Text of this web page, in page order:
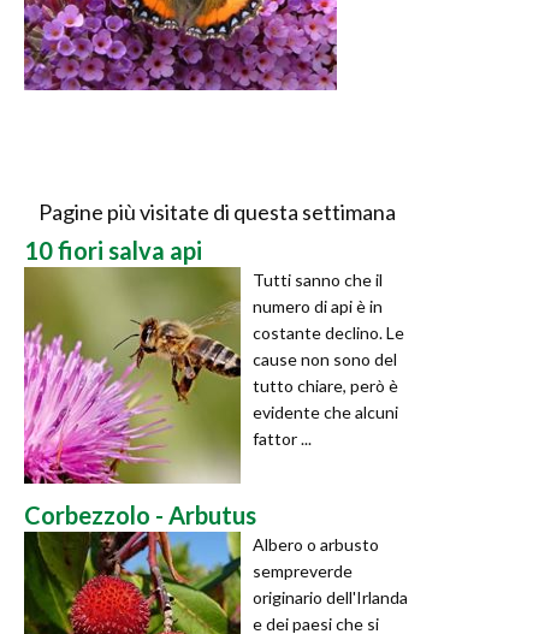
Pagine più visitate di questa settimana
10 fiori salva api
Tutti sanno che il
numero di api è in
costante declino. Le
cause non sono del
tutto chiare, però è
evidente che alcuni
fattor ...
Corbezzolo - Arbutus
Albero o arbusto
sempreverde
originario dell'Irlanda
e dei paesi che si